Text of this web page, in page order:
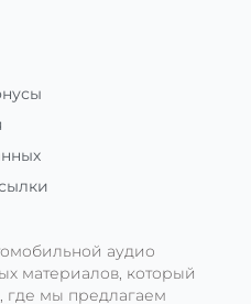
аудио
материалов, который
где мы предлагаем